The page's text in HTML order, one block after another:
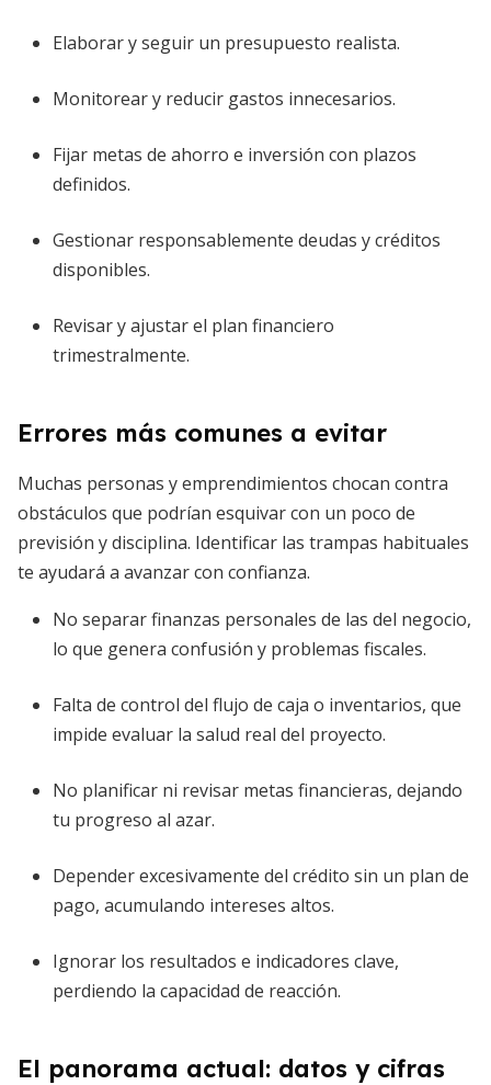
Elaborar y seguir un presupuesto realista.
Monitorear y reducir gastos innecesarios.
Fijar metas de ahorro e inversión con plazos
definidos.
Gestionar responsablemente deudas y créditos
disponibles.
Revisar y ajustar el plan financiero
trimestralmente.
Errores más comunes a evitar
Muchas personas y emprendimientos chocan contra
obstáculos que podrían esquivar con un poco de
previsión y disciplina. Identificar las trampas habituales
te ayudará a avanzar con confianza.
No separar finanzas personales de las del negocio,
lo que genera confusión y problemas fiscales.
Falta de control del flujo de caja o inventarios, que
impide evaluar la salud real del proyecto.
No planificar ni revisar metas financieras, dejando
tu progreso al azar.
Depender excesivamente del crédito sin un plan de
pago, acumulando intereses altos.
Ignorar los resultados e indicadores clave,
perdiendo la capacidad de reacción.
El panorama actual: datos y cifras